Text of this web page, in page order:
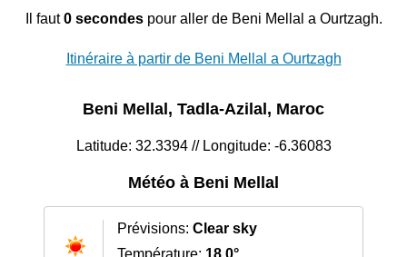
Il faut0 secondespour aller de Beni Mellal a Ourtzagh.
Itinéraire à partir de Beni Mellal a Ourtzagh
Beni Mellal, Tadla-Azilal, Maroc
Latitude: 32.3394 // Longitude: -6.36083
Météo à Beni Mellal
Prévisions: Clear sky